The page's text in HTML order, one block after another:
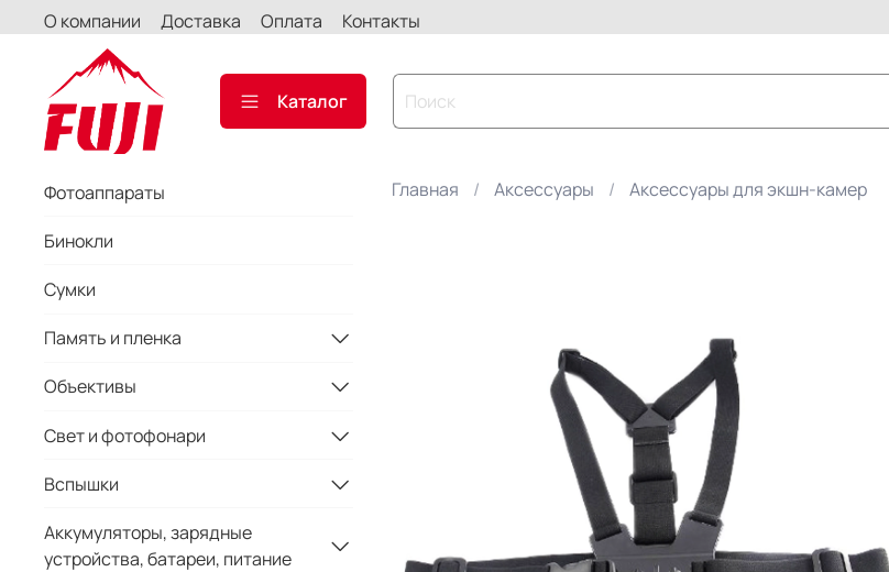
О компании Доставка Оплата Контакты
Каталог
Главная Аксессуары Аксессуары для экшн-камер
Фотоаппараты
Бинокли
Сумки
Память и пленка
Объективы
Свет и фотофонари
Вспышки
Аккумуляторы, зарядные
устройства, батареи, питание